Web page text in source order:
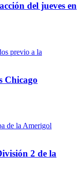
del jueves en
Chicago
2 de la